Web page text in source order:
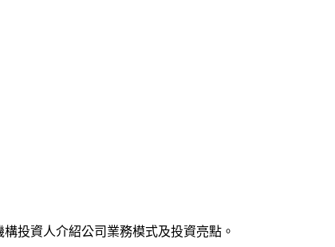
投資人介紹公司業務模式及投資亮點。